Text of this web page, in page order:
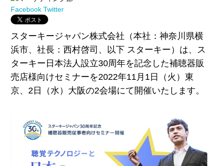
Facebook Twitter
スターキージャパン株式会社（本社：神奈川県横
浜市、社長：西村啓司、以下 スターキー）は、ス
ターキー日本法人設立30周年を記念した補聴器販
売店様向けセミナーを2022年11月1日（火）東
京、2日（水）大阪の2会場にて開催いたします。